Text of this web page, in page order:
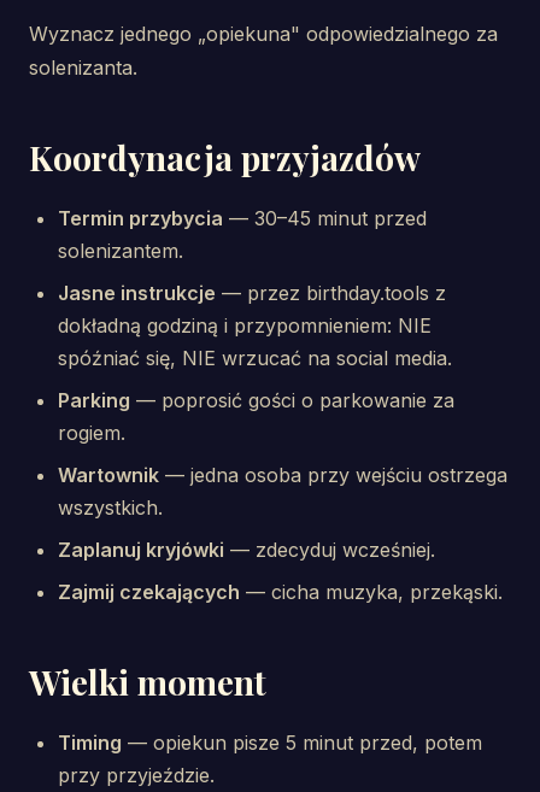
Wyznacz jednego „opiekuna" odpowiedzialnego za
solenizanta.
Koordynacja przyjazdów
Termin przybycia — 30–45 minut przed
solenizantem.
Jasne instrukcje — przez birthday.tools z
dokładną godziną i przypomnieniem: NIE
spóźniać się, NIE wrzucać na social media.
Parking — poprosić gości o parkowanie za
rogiem.
Wartownik — jedna osoba przy wejściu ostrzega
wszystkich.
Zaplanuj kryjówki — zdecyduj wcześniej.
Zajmij czekających — cicha muzyka, przekąski.
Wielki moment
Timing — opiekun pisze 5 minut przed, potem
przy przyjeździe.